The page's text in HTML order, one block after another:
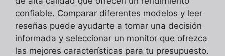
confiable. Comparar diferentes modelos y leer
reseñas puede ayudarte a tomar una decisión
informada y seleccionar un monitor que ofrezca
las mejores características para tu presupuesto.